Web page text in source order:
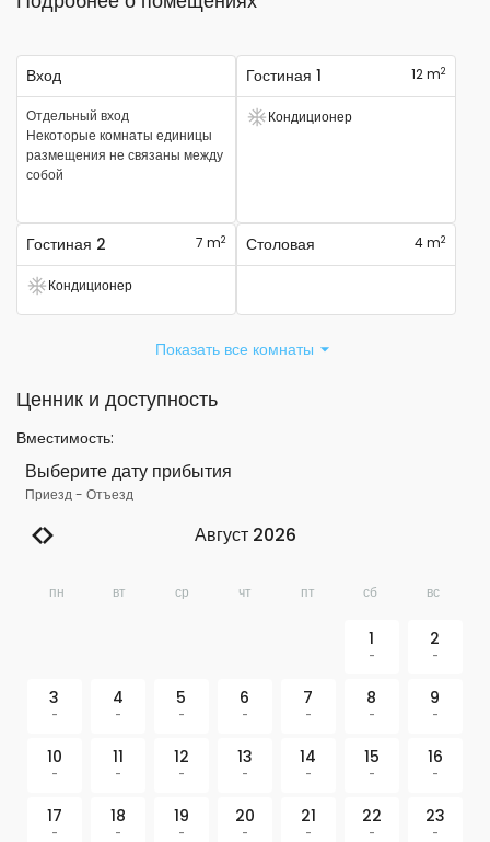
Вход
Отдельный вход
Некоторые комнаты единицы
размещения не связаны между
собой
Гостиная 1 12 m2
Есть кондиционер
Кондиционер
Гостиная 2 7 m2
Есть кондиционер
Кондиционер
Столовая 4 m2
Показать все комнаты
Ценник и доступность
Вместимость:
Выберите дату прибытия
Приезд- Отъезд
Август 2026
пн вт ср чт пт сб вс
1
-
2
-
3
-
4
-
5
-
6
-
7
-
8
-
9
-
10
-
11
-
12
-
13
-
14
-
15
-
16
-
17
-
18
-
19
-
20
-
21
-
22
-
23
-